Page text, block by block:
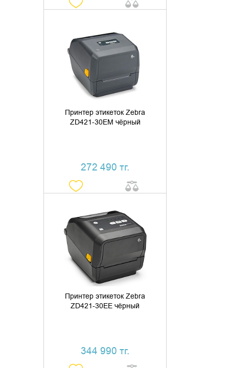
Принтер этикеток Zebra
ZD421-30EM чёрный
272 490 тг.
ДОБАВИТЬ В КОРЗИНУ
КУПИТЬ В 1 КЛИК
Принтер этикеток Zebra
ZD421-30EE чёрный
344 990 тг.
ДОБАВИТЬ В КОРЗИНУ
КУПИТЬ В 1 КЛИК